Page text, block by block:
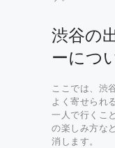
渋谷の
ーにつ
ここでは、渋
よく寄せられ
一人で行くこ
の楽しみ方な
消します。